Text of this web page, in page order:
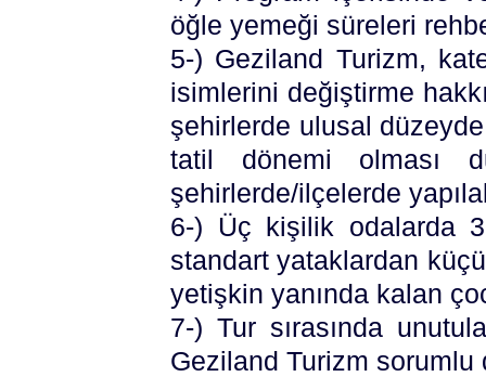
öğle yemeği süreleri
5-) Geziland Turizm,
isimlerini değiştirme
şehirlerde ulusal
tatil dönemi olması
şehirlerde/ilçelerde
6-) Üç kişilik odalarda
standart yataklardan
yetişkin yanında kalan
7-) Tur sırasında
Geziland Turizm sorumlu